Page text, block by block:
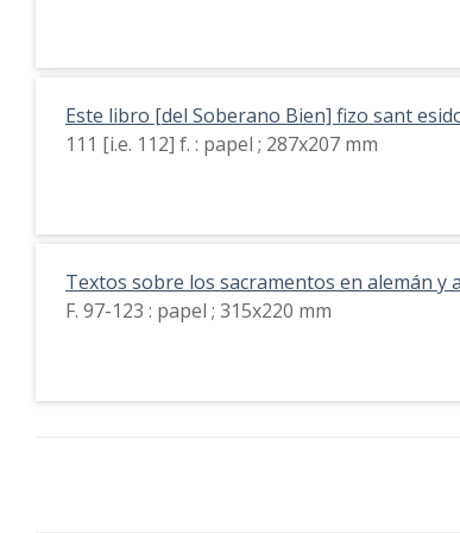
Este libro [del Soberano Bien] fizo sant
111 [i.e. 112] f. : papel ; 287x207 mm
Textos sobre los sacramentos en alemán y
F. 97-123 : papel ; 315x220 mm